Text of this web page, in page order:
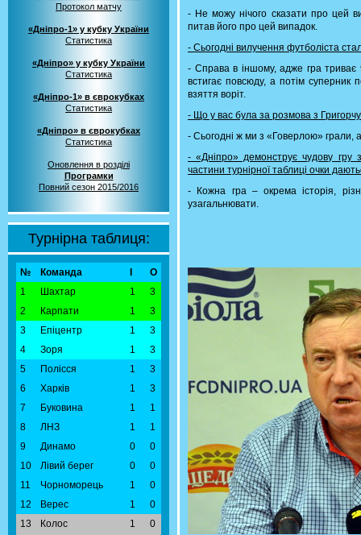
Протокол матчу
«Дніпро-1» у кубку України
Статистика
«Дніпро» у кубку України
Статистика
«Дніпро-1» в єврокубках
Статистика
«Дніпро» в єврокубках
Статистика
Оновлення в розділі
Програмки
Повний сезон 2015/2016
Турнірна таблиця:
№ Команда
О
1
Шахтар 1
3
2
Карпати 1
3
3
Епіцентр 1
3
4
Зоря 1
3
5
Полісся 1
3
6
Харків 1
3
7
Буковина 1
1
8
ЛНЗ 1
1
9
Динамо 0
0
10
Лівий берег 0
0
11
Чорноморець 1
0
12
Верес 1
0
13
Колос 1
0
- Не можу нічого сказати про цей
питав його про цей випадок.
- Сьогодні вилучення футболіста
- Справа в іншому, адже гра триває
встигає повсюду, а потім суперник
взяття воріт.
- Що у вас була за розмова з
- Сьогодні ж ми з «Говерлою» грали,
- «Дніпро» демонструє чудову
частини турнірної таблиці очки
- Кожна гра – окрема історія,
узагальнювати.